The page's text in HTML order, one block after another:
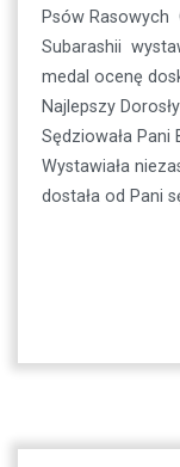
Psów Rasowych
Subarashii
medal ocenę
Najlepszy
Sędziowała
Wystawiała
dostała od Pani